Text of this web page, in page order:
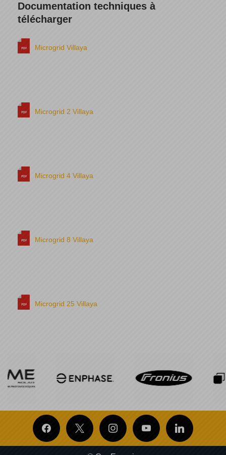
Documentation techniques à
télécharger
Microgrid Villaya
Microgrid 2 Villaya
Microgrid 4 Villaya
Microgrid 8 Villaya
Microgrid 25 Villaya